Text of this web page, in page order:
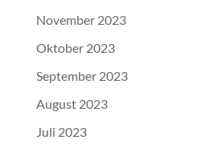
November 2023
Oktober 2023
September 2023
August 2023
Juli 2023